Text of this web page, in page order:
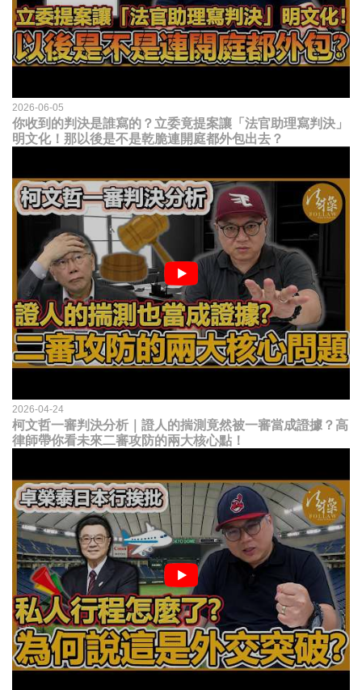
2026-06-05
你收到的判決是誰寫的？立委竟提案讓「法官助理寫判決」
明文化！那以後是不是乾脆連開庭都外包出去？
2026-04-24
柯文哲一審判決分析｜證人的揣測竟然被一審當成證據？高
律師帶你看未來二審攻防的兩大核心點！